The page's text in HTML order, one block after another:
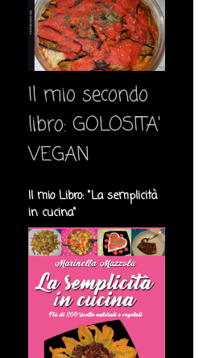
Il mio secondo
libro: GOLOSITA'
VEGAN
Il mio Libro: "La semplicità
in cucina"